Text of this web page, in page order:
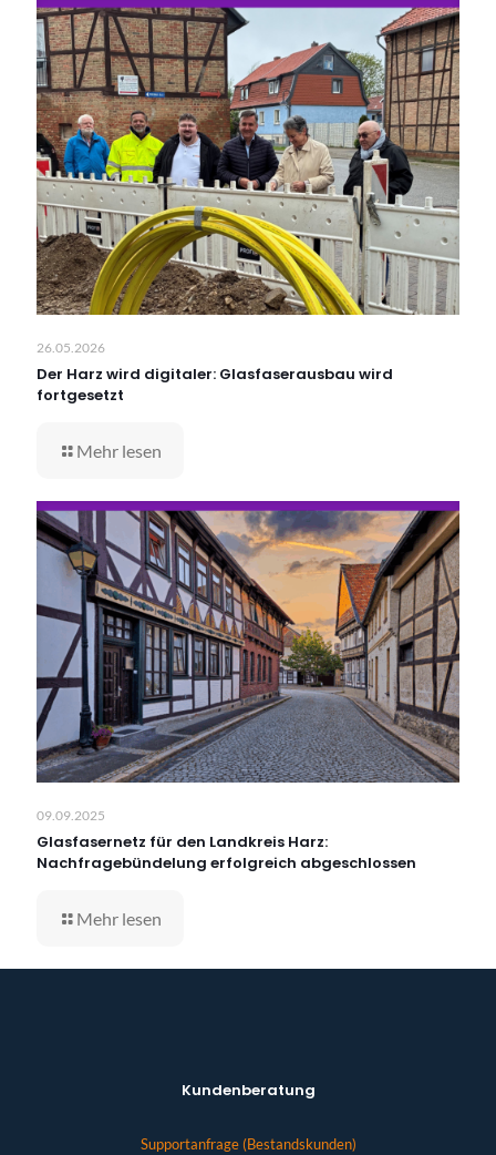
26.05.2026
Der Harz wird digitaler: Glasfaserausbau wird
fortgesetzt
Mehr lesen
09.09.2025
Glasfasernetz für den Landkreis Harz:
Nachfragebündelung erfolgreich abgeschlossen
Mehr lesen
Kundenberatung
Supportanfrage (Bestandskunden)